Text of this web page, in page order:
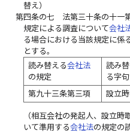
替え）
第四条の七
法第三十条の十一
規定による調査について会社
る場合における当該規定に係
とする。
読み替える会社法
の規定
読み
る字句
第九十三条第三項 設立
（相互会社の発起人、設立
いて準用する会社法の規定の